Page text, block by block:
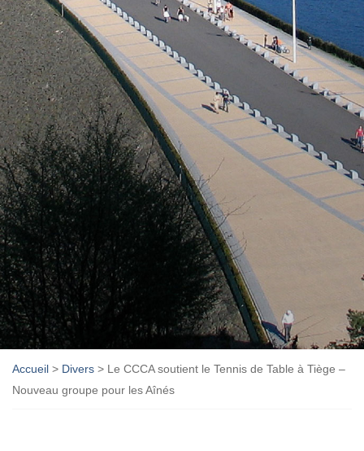
Accueil > Divers > Le CCCA soutient le Tennis de Table à Tiège –
Nouveau groupe pour les Aînés